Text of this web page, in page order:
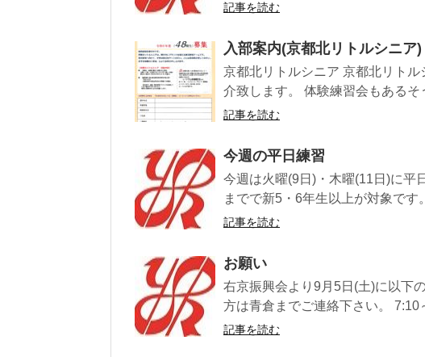
記事を読む
入部案内(京都北リトルシニア)
京都北リトルシニア 京都北リト
介致します。 体験練習会もある
記事を読む
今週の平日練習
今週は火曜(9日)・木曜(11日)に平
までで新5・6年生以上が対象です
記事を読む
お願い
右京振興会より9月5日(土)に以下
方は青倉までご連絡下さい。
記事を読む